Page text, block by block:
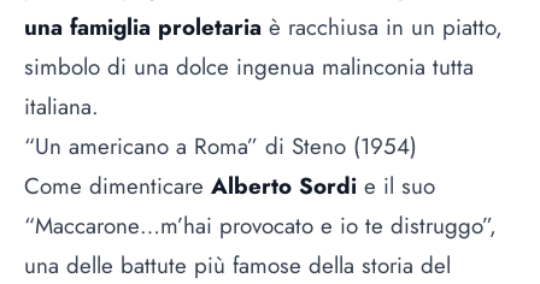
una famiglia proletaria è racchiusa in un piatto,
simbolo di una dolce ingenua malinconia tutta
italiana.
“Un americano a Roma” di Steno (1954)
Come dimenticare Alberto Sordi e il suo
“Maccarone…m’hai provocato e io te distruggo”,
una delle battute più famose della storia del